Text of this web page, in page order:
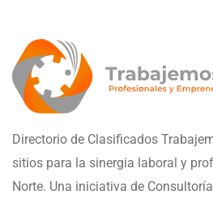
Directorio de Clasificados
sitios para la sinergia laboral y
Norte. Una iniciativa de